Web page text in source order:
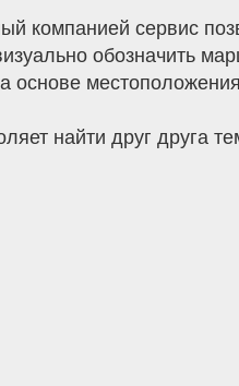
компанией сервис
обозначить
основе
найти друг друга